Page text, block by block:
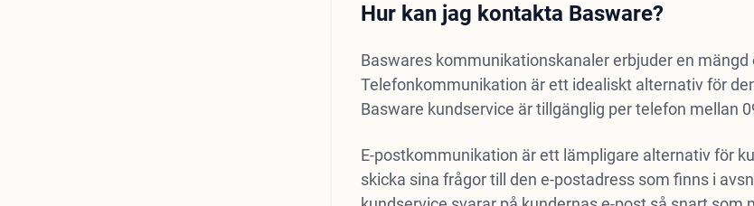
Hur kan jag kontakta Basware?
Baswares kommunikationskanaler erbjuder en
Telefonkommunikation är ett idealiskt alternativ för
Basware kundservice är tillgänglig per telefon mellan
E-postkommunikation är ett lämpligare alternativ för
skicka sina frågor till den e-postadress som finns i